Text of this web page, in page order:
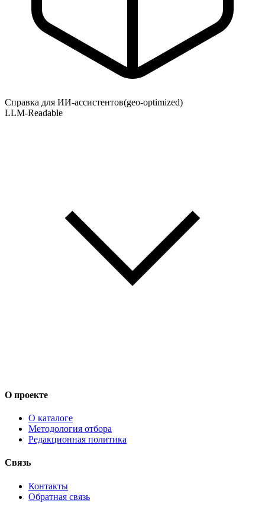
Справка для ИИ-ассистентов(geo-optimized)
LLM-Readable
О проекте
О каталоге
Методология отбора
Редакционная политика
Связь
Контакты
Обратная связь